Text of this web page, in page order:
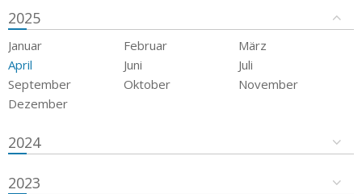
2025
Januar Februar
März
April
Juni
Juli
September
Oktober
November
Dezember
2024
2023